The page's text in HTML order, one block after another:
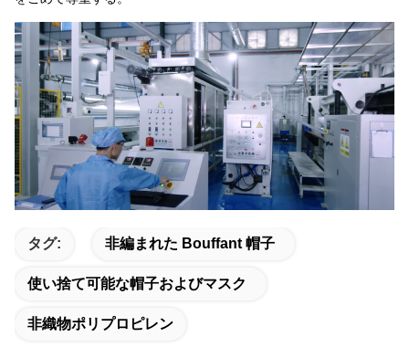
タグ: 非編まれた Bouffant 帽子
使い捨て可能な帽子およびマスク
非織物ポリプロピレン